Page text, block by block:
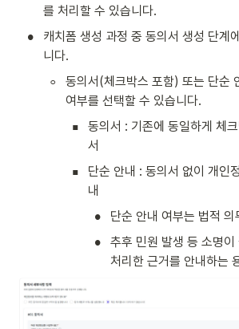
를 처리할 수 있습니다.
•
캐치폼 생성 과정 중 동의서 생성 단계
니다.
◦
동의서(체크박스 포함) 또는 단순
여부를 선택할 수 있습니다.
▪
동의서 : 기존에 동일하게 체
서
▪
단순 안내 : 동의서 없이 개인
내
• 단순 안내 여부는 법적 의
•
추후 민원 발생 등 소명이
처리한 근거를 안내하는